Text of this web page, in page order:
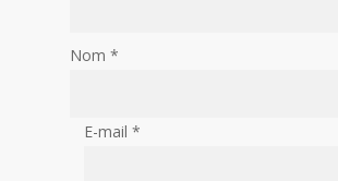
Nom *
E-mail *